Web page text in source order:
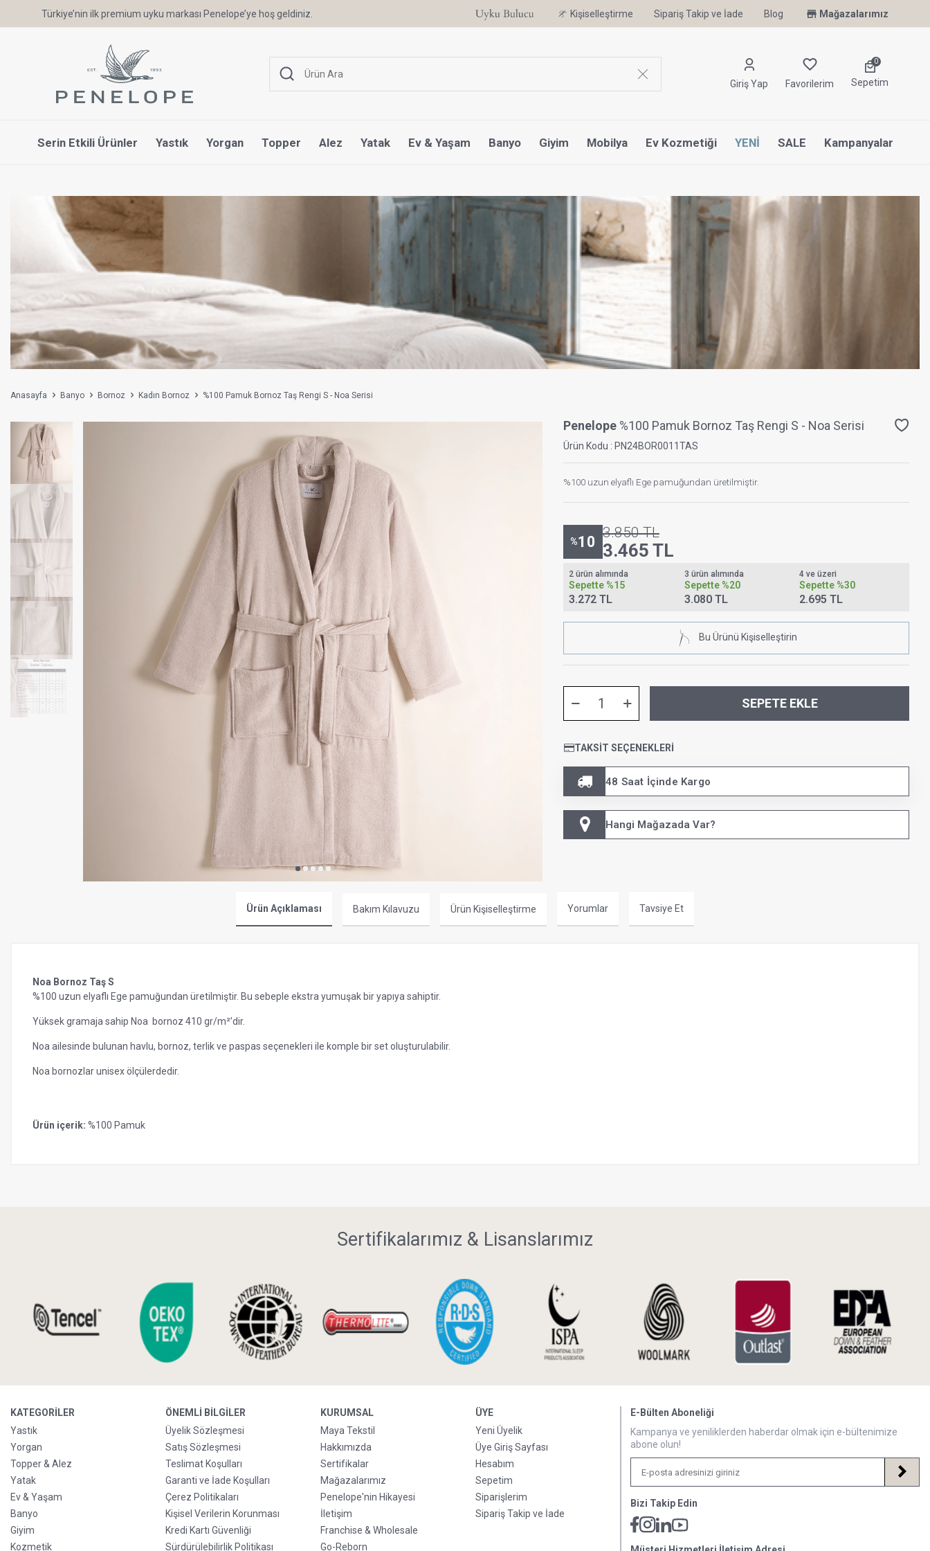
Türkiye’nin ilk premium uyku markası Penelope’ye hoş geldiniz. 6 Ay'a Varan Taksit Ayrıcalığı Uyku Uzmanı Othello Şimdi Penelope'de
Kişiselleştirme Sipariş Takip ve İade Blog Mağazalarımız
Giriş Yap Favorilerim
0
Sepetim
Serin Etkili Ürünler Yastık Yorgan Topper Alez Yatak Ev & Yaşam Banyo Giyim Mobilya Ev Kozmetiği YENİ SALE Kampanyalar
Anasayfa Banyo Bornoz Kadın Bornoz %100 Pamuk Bornoz Taş Rengi S - Noa Serisi
Penelope %100 Pamuk Bornoz Taş Rengi S - Noa Serisi
Ürün Kodu : PN24BOR0011TAS
%100 uzun elyaflı Ege pamuğundan üretilmiştir.
%10
3.850TL
3.465 TL
2 ürün alımında
Sepette %15
3.272 TL
3 ürün alımında
Sepette %20
3.080 TL
4 ve üzeri
Sepette %30
2.695 TL
Bu Ürünü Kişiselleştirin
SEPETE EKLE
TAKSIT SEÇENEKLERI
48 Saat İçinde Kargo
Hangi Mağazada Var?
Ürün Açıklaması Bakım Kılavuzu Ürün Kişiselleştirme Yorumlar Tavsiye Et
Noa Bornoz Taş S
%100 uzun elyaflı Ege pamuğundan üretilmiştir. Bu sebeple ekstra yumuşak bir yapıya sahiptir.
Yüksek gramaja sahip Noa bornoz 410 gr/m²’dir.
Noa ailesinde bulunan havlu, bornoz, terlik ve paspas seçenekleri ile komple bir set oluşturulabilir.
Noa bornozlar unisex ölçülerdedir.
Ürün içerik: %100 Pamuk
Sertifikalarımız & Lisanslarımız
KATEGORILER
Yastık
Yorgan
Topper & Alez
Yatak
Ev & Yaşam
Banyo
Giyim
Kozmetik
ÖNEMLI BILGILER
Üyelik Sözleşmesi
Satış Sözleşmesi
Teslimat Koşulları
Garanti ve İade Koşulları
Çerez Politikaları
Kişisel Verilerin Korunması
Kredi Kartı Güvenliği
Sürdürülebilirlik Politikası
KURUMSAL
Maya Tekstil
Hakkımızda
Sertifikalar
Mağazalarımız
Penelope'nin Hikayesi
İletişim
Franchise & Wholesale
Go-Reborn
ÜYE
Yeni Üyelik
Üye Giriş Sayfası
Hesabım
Sepetim
Siparişlerim
Sipariş Takip ve İade
E-Bülten Aboneliği
Kampanya ve yeniliklerden haberdar olmak için e-bültenimize
abone olun!
Bizi Takip Edin